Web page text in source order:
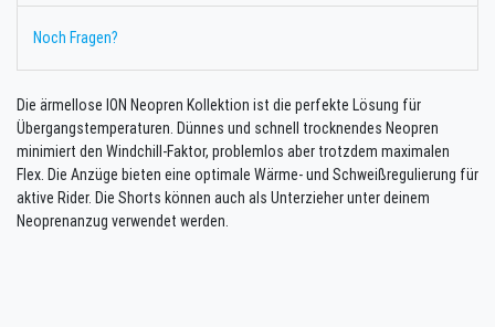
Noch Fragen?
Die ärmellose ION Neopren Kollektion ist die perfekte Lösung für
Übergangstemperaturen. Dünnes und schnell trocknendes Neopren
minimiert den Windchill-Faktor, problemlos aber trotzdem maximalen
Flex. Die Anzüge bieten eine optimale Wärme- und Schweißregulierung für
aktive Rider. Die Shorts können auch als Unterzieher unter deinem
Neoprenanzug verwendet werden.